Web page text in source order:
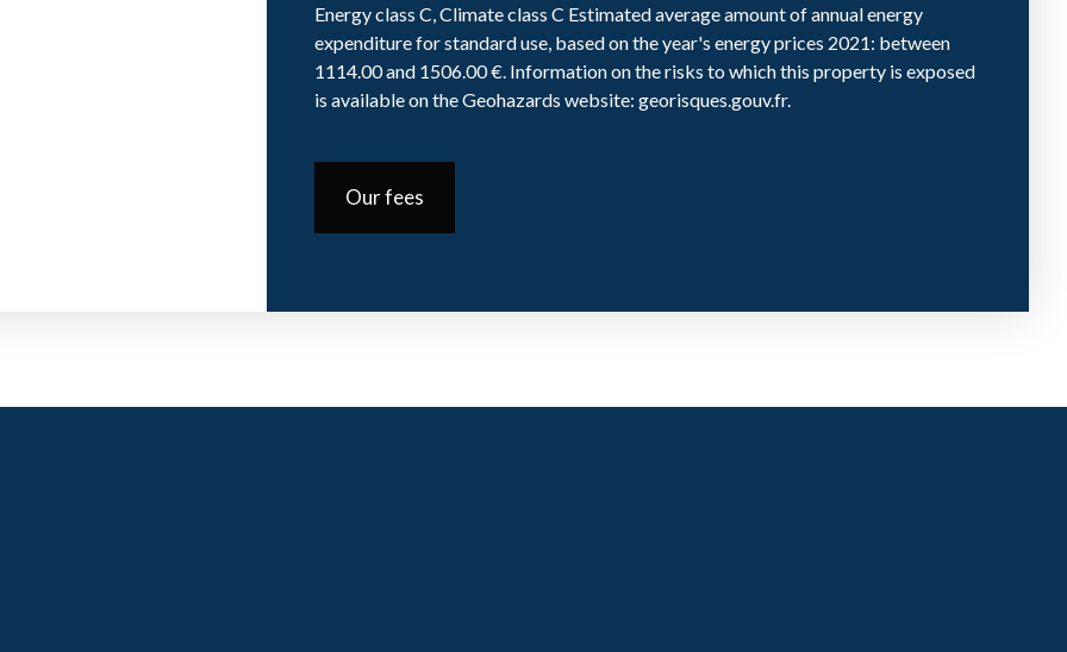
Energy class C, Climate class C Estimated average amount of annual energy
expenditure for standard use, based on the year's energy prices 2021: between
1114.00 and 1506.00 €. Information on the risks to which this property is exposed
is available on the Geohazards website: georisques.gouv.fr.
Our fees